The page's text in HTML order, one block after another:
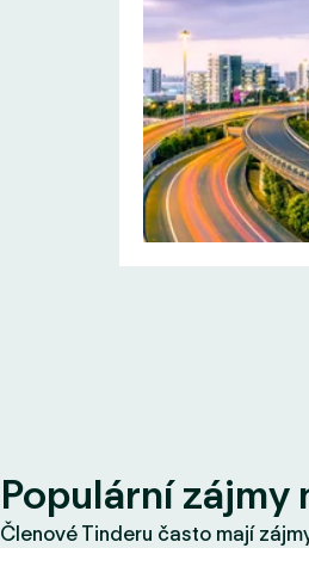
Populární zájmy
Členové Tinderu často mají